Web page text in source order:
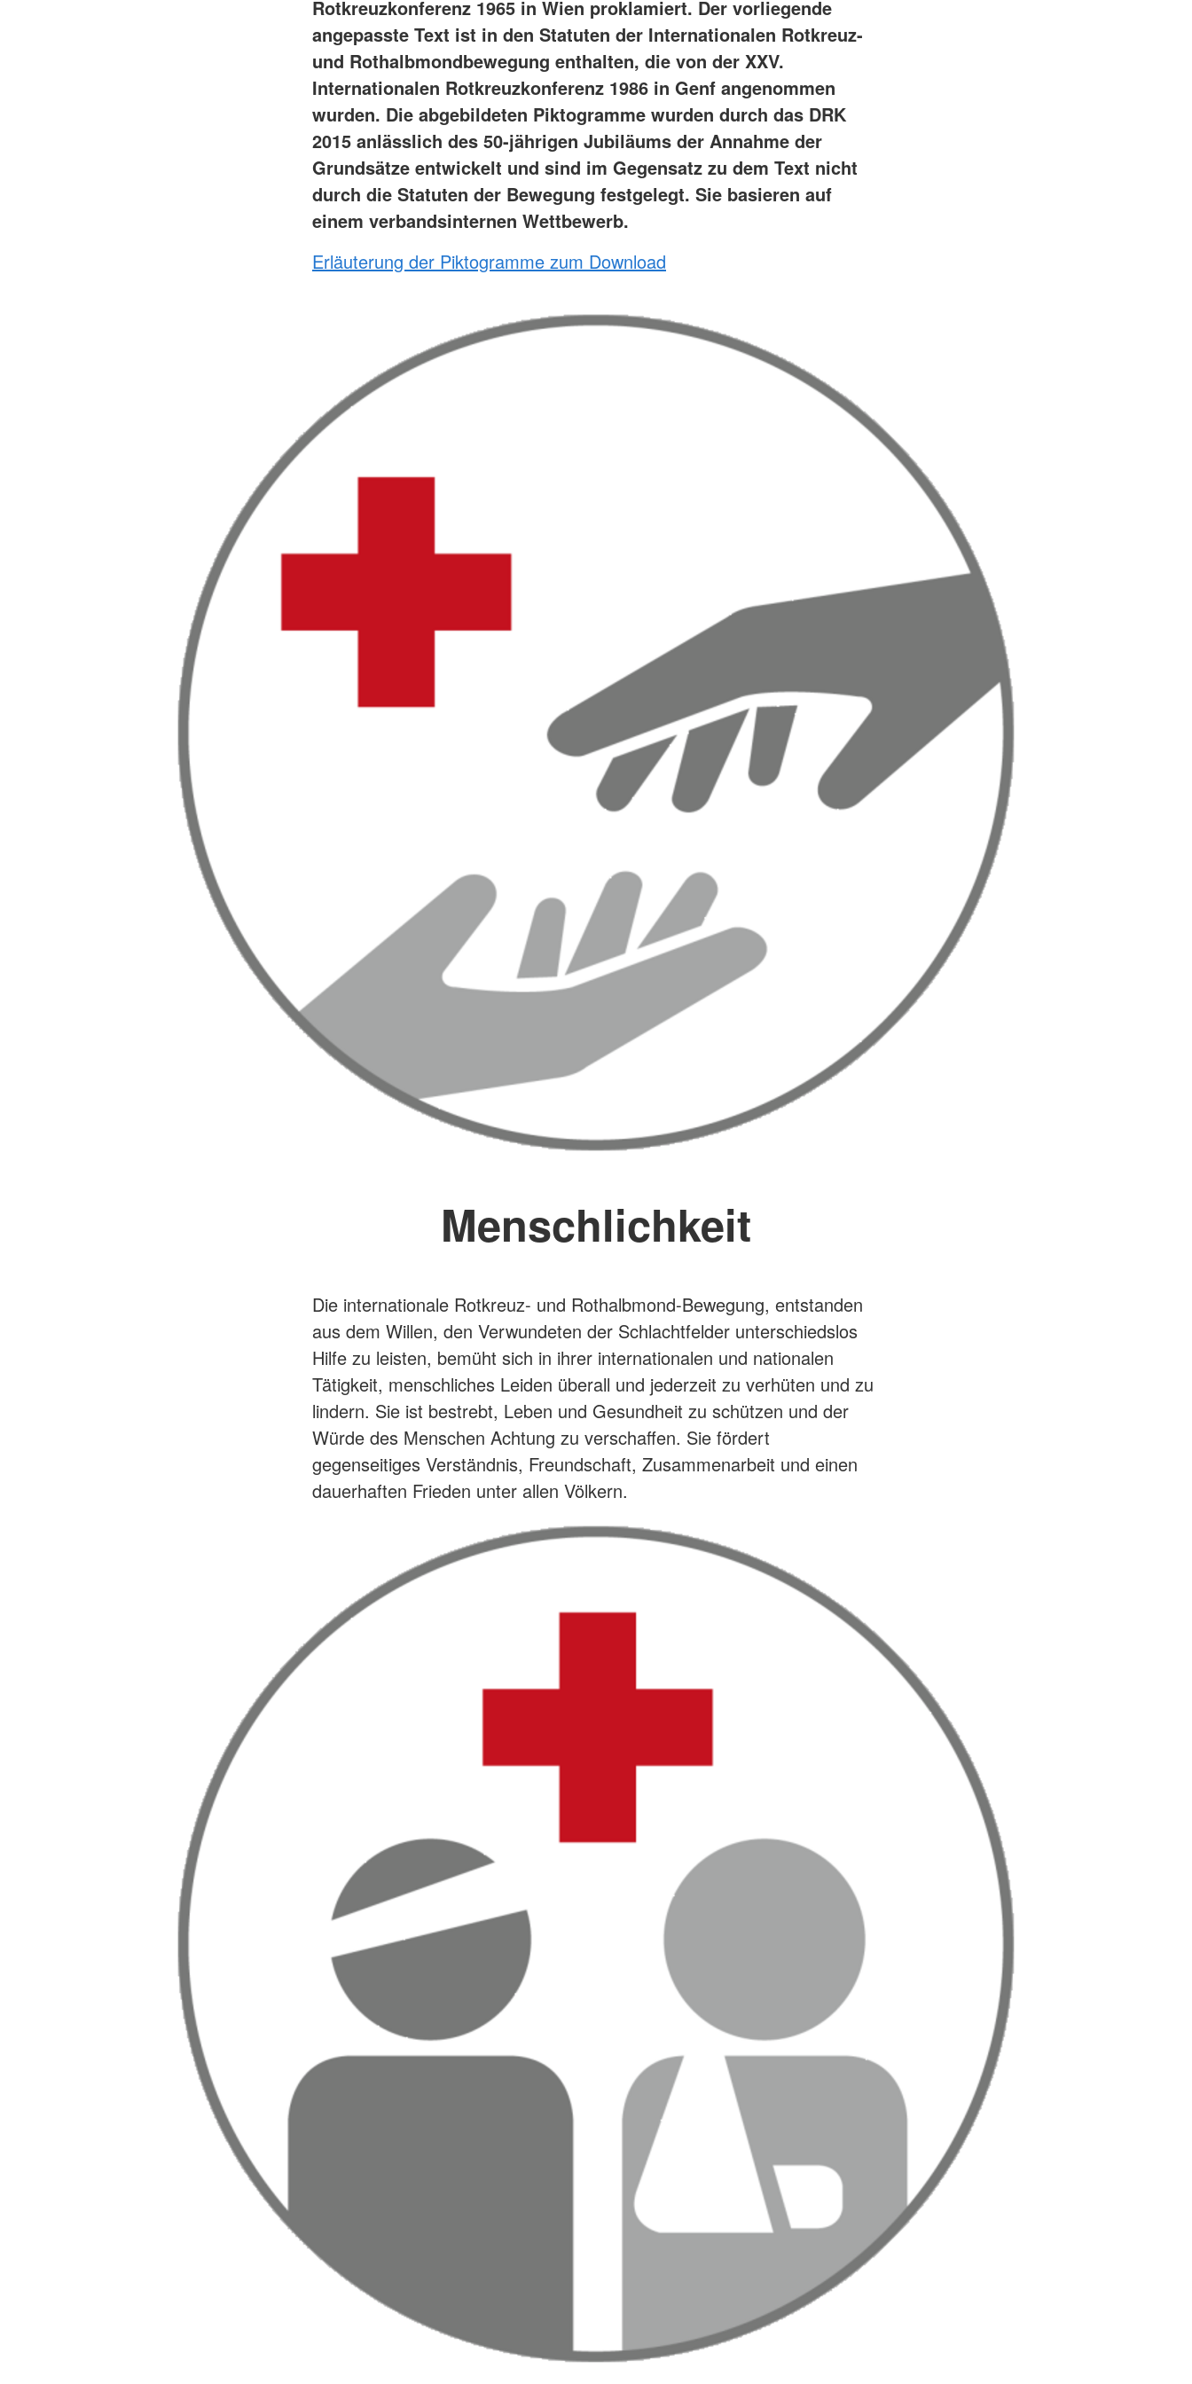
Rotkreuzkonferenz 1965 in Wien proklamiert. Der vorliegende
angepasste Text ist in den Statuten der Internationalen Rotkreuz-
und Rothalbmondbewegung enthalten, die von der XXV.
Internationalen Rotkreuzkonferenz 1986 in Genf angenommen
wurden. Die abgebildeten Piktogramme wurden durch das DRK
2015 anlässlich des 50-jährigen Jubiläums der Annahme der
Grundsätze entwickelt und sind im Gegensatz zu dem Text nicht
durch die Statuten der Bewegung festgelegt. Sie basieren auf
einem verbandsinternen Wettbewerb.
Erläuterung der Piktogramme zum Download
Menschlichkeit
Die internationale Rotkreuz- und Rothalbmond-Bewegung, entstanden
aus dem Willen, den Verwundeten der Schlachtfelder unterschiedslos
Hilfe zu leisten, bemüht sich in ihrer internationalen und nationalen
Tätigkeit, menschliches Leiden überall und jederzeit zu verhüten und zu
lindern. Sie ist bestrebt, Leben und Gesundheit zu schützen und der
Würde des Menschen Achtung zu verschaffen. Sie fördert
gegenseitiges Verständnis, Freundschaft, Zusammenarbeit und einen
dauerhaften Frieden unter allen Völkern.